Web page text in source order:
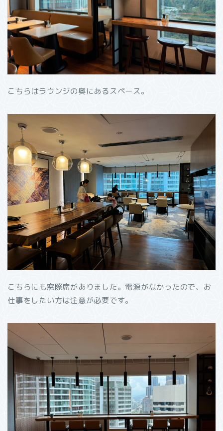
こちらはラウンジの奥にあるスペース。
こちらにも窓際席がありました。電源がなかったので、お
仕事をしたい方は注意が必要です。